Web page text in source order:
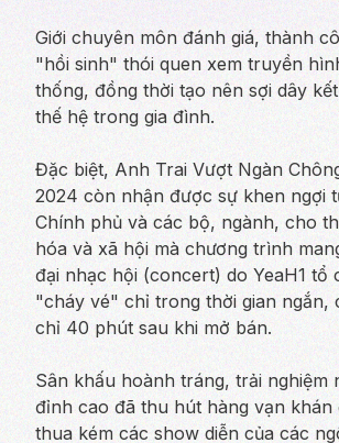
Giới chuyên môn đánh giá, thành
"hồi sinh" thói quen xem truyền
thống, đồng thời tạo nên sợi dây
thế hệ trong gia đình.
Đặc biệt, Anh Trai Vượt Ngàn
2024 còn nhận được sự khen ngợi
Chính phủ và các bộ, ngành, cho
hóa và xã hội mà chương trình
đại nhạc hội (concert) do YeaH1 tổ
"cháy vé" chỉ trong thời gian ngắn,
chỉ 40 phút sau khi mở bán.
Sân khấu hoành tráng, trải nghiệm
đỉnh cao đã thu hút hàng vạn khán
thua kém các show diễn của các